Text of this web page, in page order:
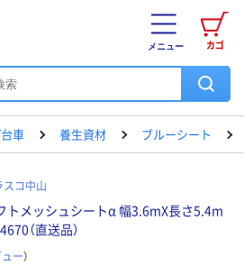
カゴ
メニュー
車 養生資材 ブルーシート
スコ中山
トメッシュシートα 幅3.6mX長さ5.4m
（直送品）
ー）